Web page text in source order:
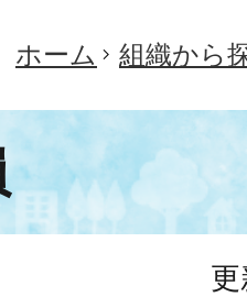
ホーム 組織から